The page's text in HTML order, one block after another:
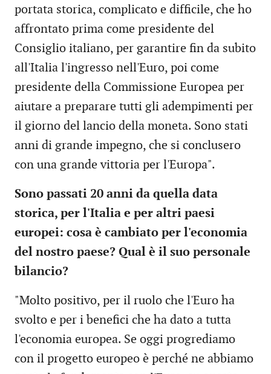
portata storica, complicato e difficile, che ho
affrontato prima come presidente del
Consiglio italiano, per garantire fin da subito
all'Italia l'ingresso nell'Euro, poi come
presidente della Commissione Europea per
aiutare a preparare tutti gli adempimenti per
il giorno del lancio della moneta. Sono stati
anni di grande impegno, che si conclusero
con una grande vittoria per l'Europa".
Sono passati 20 anni da quella data
storica, per l'Italia e per altri paesi
europei: cosa è cambiato per l'economia
del nostro paese? Qual è il suo personale
bilancio?
"Molto positivo, per il ruolo che l'Euro ha
svolto e per i benefici che ha dato a tutta
l'economia europea. Se oggi progrediamo
con il progetto europeo è perché ne abbiamo